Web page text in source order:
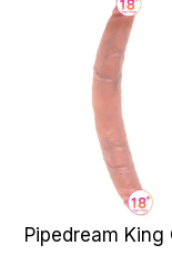
Pipedream King